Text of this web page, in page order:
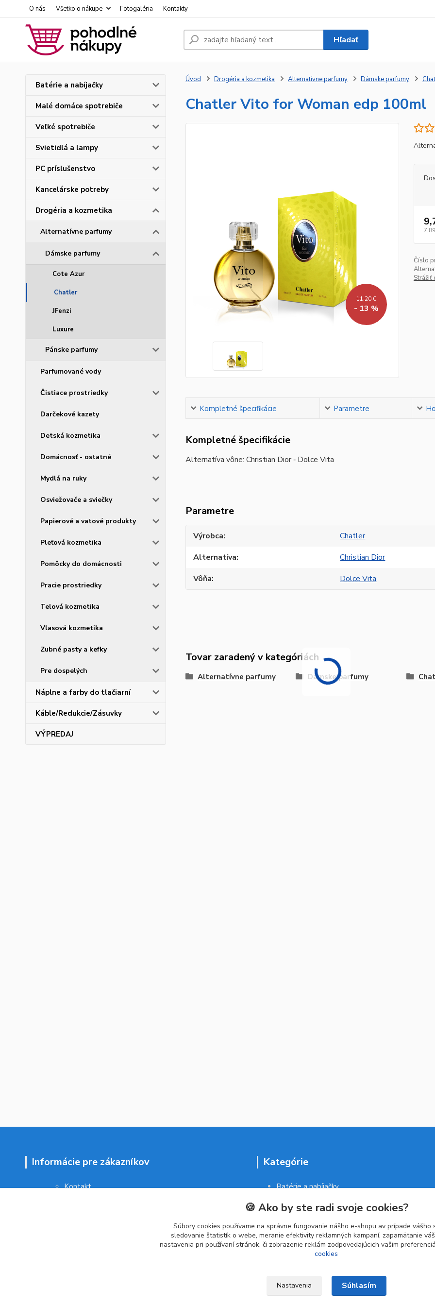
O nás Všetko o nákupe Fotogaléria Kontakty
Hľadať
Batérie a nabíjačky
Malé domáce spotrebiče
Veľké spotrebiče
Svietidlá a lampy
PC príslušenstvo
Kancelárske potreby
Drogéria a kozmetika
Alternatívne parfumy
Dámske parfumy
Cote Azur
Chatler
JFenzi
Luxure
Pánske parfumy
Parfumované vody
Čistiace prostriedky
Darčekové kazety
Detská kozmetika
Domácnosť - ostatné
Mydlá na ruky
Osviežovače a sviečky
Papierové a vatové produkty
Pleťová kozmetika
Pomôcky do domácnosti
Pracie prostriedky
Telová kozmetika
Vlasová kozmetika
Zubné pasty a kefky
Pre dospelých
Náplne a farby do tlačiarní
Káble/Redukcie/Zásuvky
VÝPREDAJ
Úvod Drogéria a kozmetika Alternatívne parfumy Dámske parfumy
Chatler Vito for Woman edp 100ml
11,20 €
- 13 %
Číslo
Strážiť
Kompletné špecifikácie Parametre
Kompletné špecifikácie
Alternatíva vône: Christian Dior ‐ Dolce Vita
Parametre
Výrobca
Chatler
Alternatíva
Christian Dior
Vôňa
Dolce Vita
Tovar zaradený v kategóriách
Alternatívne parfumy Dámske parfumy
Informácie pre zákazníkov
Kontakt
Kategórie
Batérie a nabíjačky
Malé domáce spotrebiče
Kancelárske potreby
🍪 Ako by ste radi svoje cookies?
Súbory cookies používame na správne fungovanie nášho e-shopu av prípade vášho
sledovanie štatistík o webe, meranie efektivity reklamných kampaní, zapamätanie
nastavenia pri používaní stránok, či zobrazenie reklám zodpovedajúcich vašim
cookies
Nastavenia Súhlasím